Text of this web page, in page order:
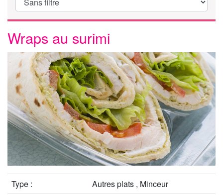
Wraps au surimi
Type :
Autres plats , Minceur